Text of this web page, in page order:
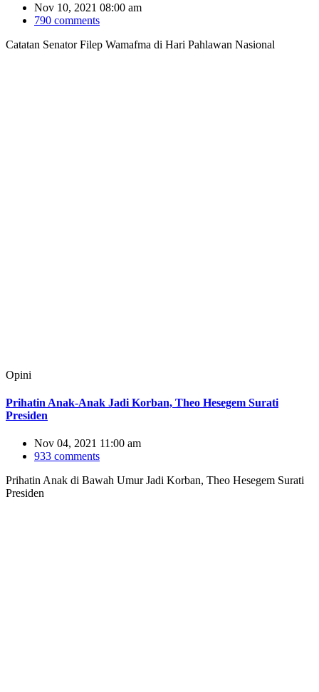
Nov 10, 2021 08:00 am
790 comments
Catatan Senator Filep Wamafma di Hari Pahlawan Nasional
Opini
Prihatin Anak-Anak Jadi Korban, Theo Hesegem Surati
Presiden
Nov 04, 2021 11:00 am
933 comments
Prihatin Anak di Bawah Umur Jadi Korban, Theo Hesegem Surati
Presiden